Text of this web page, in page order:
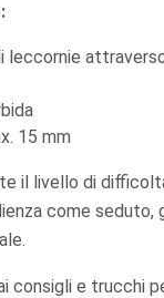
15 mm
il livello di
come seduto,
consigli e trucchi